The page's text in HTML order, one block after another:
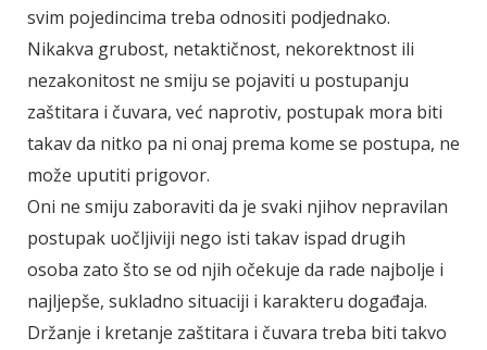
svim pojedincima treba odnositi podjednako.
Nikakva grubost, netaktičnost, nekorektnost ili
nezakonitost ne smiju se pojaviti u postupanju
zaštitara i čuvara, već naprotiv, postupak mora biti
takav da nitko pa ni onaj prema kome se postupa, ne
može uputiti prigovor.
Oni ne smiju zaboraviti da je svaki njihov nepravilan
postupak uočljiviji nego isti takav ispad drugih
osoba zato što se od njih očekuje da rade najbolje i
najljepše, sukladno situaciji i karakteru događaja.
Držanje i kretanje zaštitara i čuvara treba biti takvo